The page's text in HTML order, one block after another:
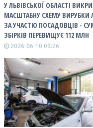
У ЛЬВІВСЬКОЇ ОБЛАСТІ
МАСШТАБНУ СХЕМУ ВИРУБКИ
ЗА УЧАСТЮ ПОСАДОВЦІВ -
ЗБІРКІВ ПЕРЕВИЩУЄ 112 МЛН
2026-06-10 09:26